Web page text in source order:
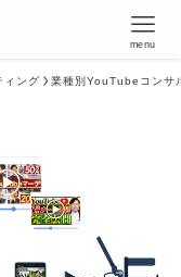
menu
ィング 業種別YouTubeコンサ